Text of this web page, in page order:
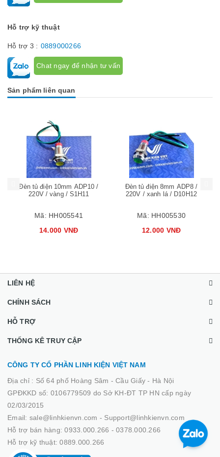
Hỗ trợ kỹ thuật
Hỗ trợ 3 : 0889000266
Chat ngay để nhận tư vấn
Sản phẩm liên quan
Đèn tủ điện 10mm ADP10 /
220V / vàng / S1H11
Mã: HH005541
14.000 VNĐ
Đèn tủ điện 8mm ADP8 /
220V / xanh lá / D10H12
Mã: HH005530
12.000 VNĐ
Mua hàng Mua hàng
LIÊN HỆ
CHÍNH SÁCH
HỖ TRỢ
THỐNG KÊ TRUY CẬP
CÔNG TY CỔ PHẦN LINH KIỆN VIỆT NAM
Địa chỉ : Số 64 phố Hoàng Sâm - Cầu Giấy - Hà Nội
GPĐKKD số: 0106779509 do Sở KH-ĐT TP HN cấp ngày
02/03/2015
Email: sale@linhkienvn.com - Support@linhkienvn.com
Hỗ trợ bán hàng: 0933.000.266 - 0378.000.266
Hỗ trợ kỹ thuật: 0889.000.266